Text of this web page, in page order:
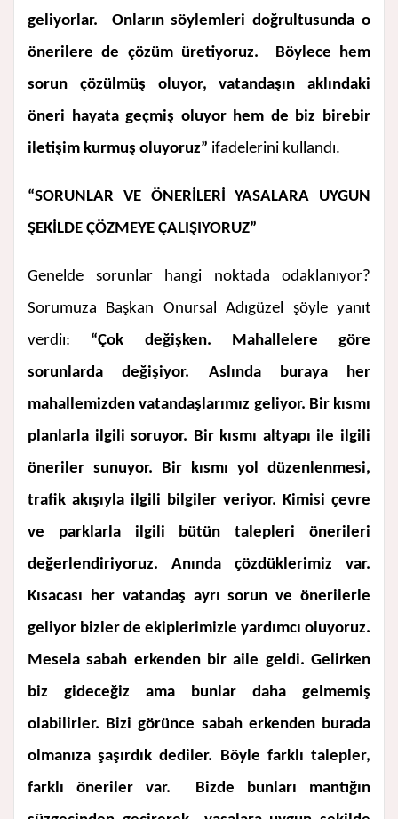
geliyorlar. Onların söylemleri doğrultusunda o
önerilere de çözüm üretiyoruz. Böylece hem
sorun çözülmüş oluyor, vatandaşın aklındaki
öneri hayata geçmiş oluyor hem de biz birebir
iletişim kurmuş oluyoruz” ifadelerini kullandı.
“SORUNLAR VE ÖNERİLERİ YASALARA UYGUN
ŞEKİLDE ÇÖZMEYE ÇALIŞIYORUZ”
Genelde sorunlar hangi noktada odaklanıyor?
Sorumuza Başkan Onursal Adıgüzel şöyle yanıt
verdiı: “Çok değişken. Mahallelere göre
sorunlarda değişiyor. Aslında buraya her
mahallemizden vatandaşlarımız geliyor. Bir kısmı
planlarla ilgili soruyor. Bir kısmı altyapı ile ilgili
öneriler sunuyor. Bir kısmı yol düzenlenmesi,
trafik akışıyla ilgili bilgiler veriyor. Kimisi çevre
ve parklarla ilgili bütün talepleri önerileri
değerlendiriyoruz. Anında çözdüklerimiz var.
Kısacası her vatandaş ayrı sorun ve önerilerle
geliyor bizler de ekiplerimizle yardımcı oluyoruz.
Mesela sabah erkenden bir aile geldi. Gelirken
biz gideceğiz ama bunlar daha gelmemiş
olabilirler. Bizi görünce sabah erkenden burada
olmanıza şaşırdık dediler. Böyle farklı talepler,
farklı öneriler var. Bizde bunları mantığın